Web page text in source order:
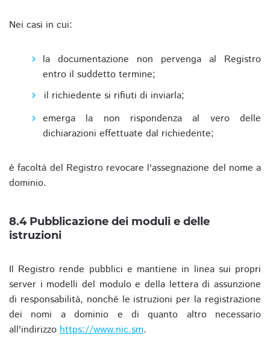
Nei casi in cui:
la documentazione non pervenga al Registro
entro il suddetto termine;
il richiedente si rifiuti di inviarla;
emerga la non rispondenza al vero delle
dichiarazioni effettuate dal richiedente;
è facoltà del Registro revocare l'assegnazione del nome a
dominio.
8.4 Pubblicazione dei moduli e delle
istruzioni
Il Registro rende pubblici e mantiene in linea sui propri
server i modelli del modulo e della lettera di assunzione
di responsabilità, nonché le istruzioni per la registrazione
dei nomi a dominio e di quanto altro necessario
all'indirizzo https://www.nic.sm.